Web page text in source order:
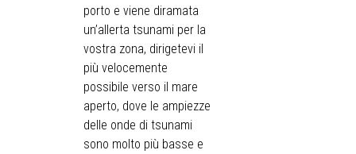
porto e viene diramata
un’allerta tsunami per la
vostra zona, dirigetevi il
più velocemente
possibile verso il mare
aperto, dove le ampiezze
delle onde di tsunami
sono molto più basse e